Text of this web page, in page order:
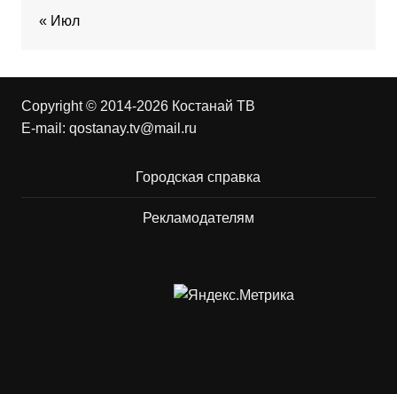
« Июл
Copyright © 2014-2026 Костанай ТВ
E-mail: qostanay.tv@mail.ru
Городская справка
Рекламодателям